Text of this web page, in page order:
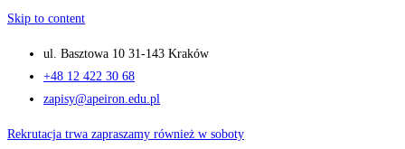
Skip to content
ul. Basztowa 10 31-143 Kraków
+48 12 422 30 68
zapisy@apeiron.edu.pl
Rekrutacja trwa zapraszamy również w soboty